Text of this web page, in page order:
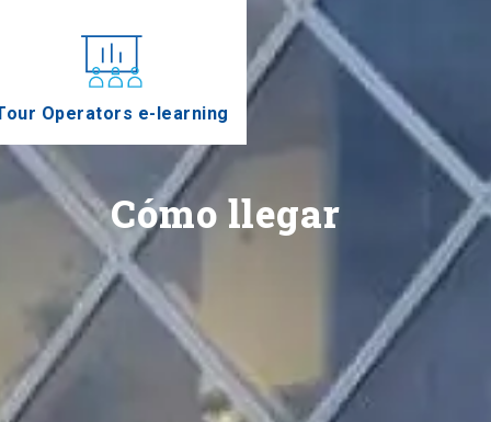
Operators e-learning
Cómo llegar